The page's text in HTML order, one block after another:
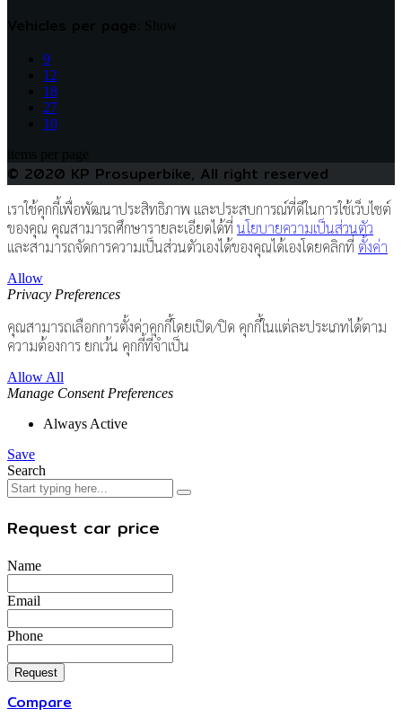
9
12
18
27
10
© 2020 KP Prosuperbike, All right reserved
เราใช้คุกกี้เพื่อพัฒนาประสิทธิภาพ และประสบการณ์ที่ดีในการใช้เว็บไซต์
ของคุณ คุณสามารถศึกษารายละเอียดได้ที่ นโยบายความเป็นส่วนตัว
และสามารถจัดการความเป็นส่วนตัวเองได้ของคุณได้เองโดยคลิกที่ ตั้งค่า
Allow
Privacy Preferences
คุณสามารถเลือกการตั้งค่าคุกกี้โดยเปิด/ปิด คุกกี้ในแต่ละประเภทได้ตาม
ความต้องการ ยกเว้น คุกกี้ที่จำเป็น
Allow All
Manage Consent Preferences
Always Active
Save
Search
Request car price
Name
Email
Phone
Request
Compare